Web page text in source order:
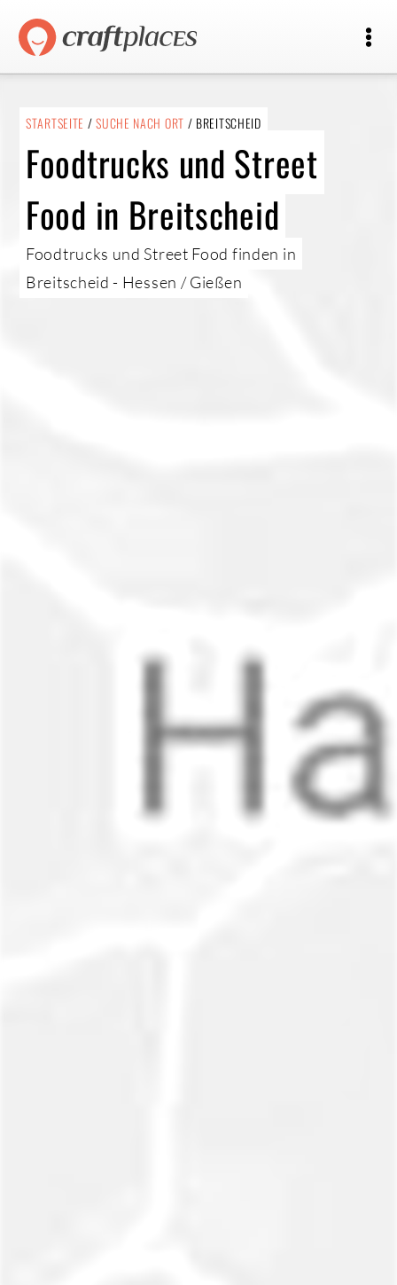
STARTSEITE /SUCHE NACH ORT / BREITSCHEID
Foodtrucks und Street
Food in Breitscheid
Foodtrucks und Street Food finden in
Breitscheid - Hessen / Gießen